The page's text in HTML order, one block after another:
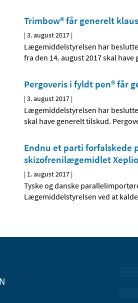
Trimbow® får generelt
|3. august 2017 |
Lægemiddelstyrelsen har
fra den 14. august 2017 skal
Pergoveris i fyldt pen® får
|3. august 2017 |
Lægemiddelstyrelsen har
skal have generelt tilskud.
Endnu et parti forfalskede
skizofrenilægemidlet
| 1. august 2017 |
Tyske og danske
Lægemiddelstyrelsen ved at